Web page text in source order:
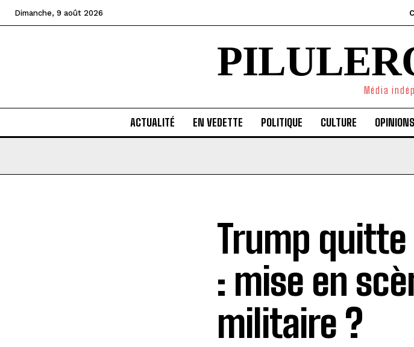
Dimanche, 9 août 2026
Média
ACTUALITÉ EN VEDETTE POLITIQUE CULTURE
Trump quitte
: mise en
militaire ?